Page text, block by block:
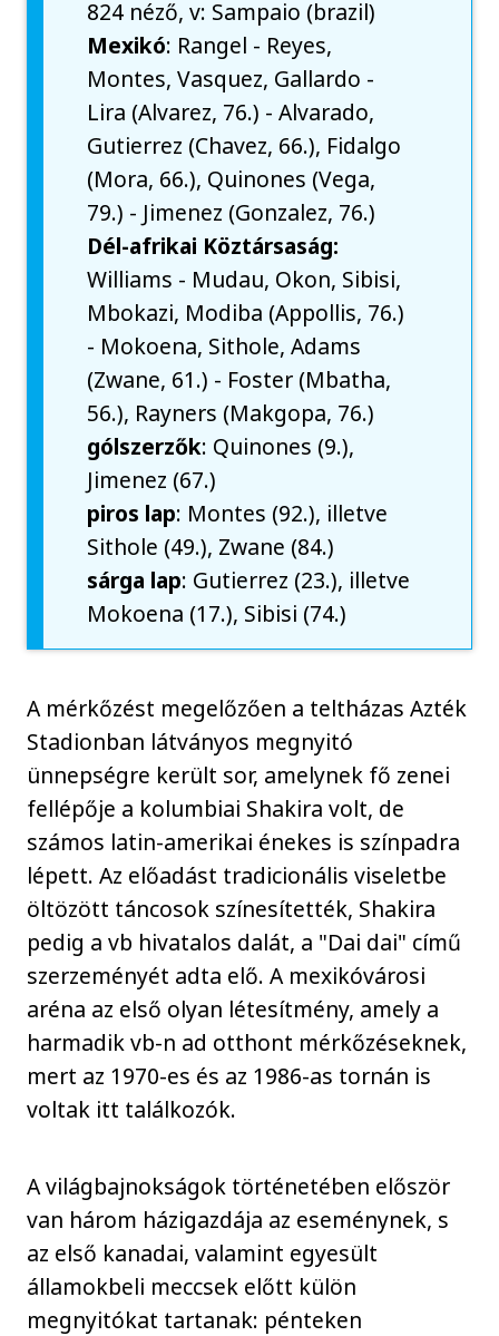
824 néző, v: Sampaio (brazil)
Mexikó: Rangel - Reyes,
Montes, Vasquez, Gallardo -
Lira (Alvarez, 76.) - Alvarado,
Gutierrez (Chavez, 66.), Fidalgo
(Mora, 66.), Quinones (Vega,
79.) - Jimenez (Gonzalez, 76.)
Dél-afrikai Köztársaság:
Williams - Mudau, Okon, Sibisi,
Mbokazi, Modiba (Appollis, 76.)
- Mokoena, Sithole, Adams
(Zwane, 61.) - Foster (Mbatha,
56.), Rayners (Makgopa, 76.)
gólszerzők: Quinones (9.),
Jimenez (67.)
piros lap: Montes (92.), illetve
Sithole (49.), Zwane (84.)
sárga lap: Gutierrez (23.), illetve
Mokoena (17.), Sibisi (74.)
A mérkőzést megelőzően a teltházas Azték
Stadionban látványos megnyitó
ünnepségre került sor, amelynek fő zenei
fellépője a kolumbiai Shakira volt, de
számos latin-amerikai énekes is színpadra
lépett. Az előadást tradicionális viseletbe
öltözött táncosok színesítették, Shakira
pedig a vb hivatalos dalát, a "Dai dai" című
szerzeményét adta elő. A mexikóvárosi
aréna az első olyan létesítmény, amely a
harmadik vb-n ad otthont mérkőzéseknek,
mert az 1970-es és az 1986-as tornán is
voltak itt találkozók.
A világbajnokságok történetében először
van három házigazdája az eseménynek, s
az első kanadai, valamint egyesült
államokbeli meccsek előtt külön
megnyitókat tartanak: pénteken